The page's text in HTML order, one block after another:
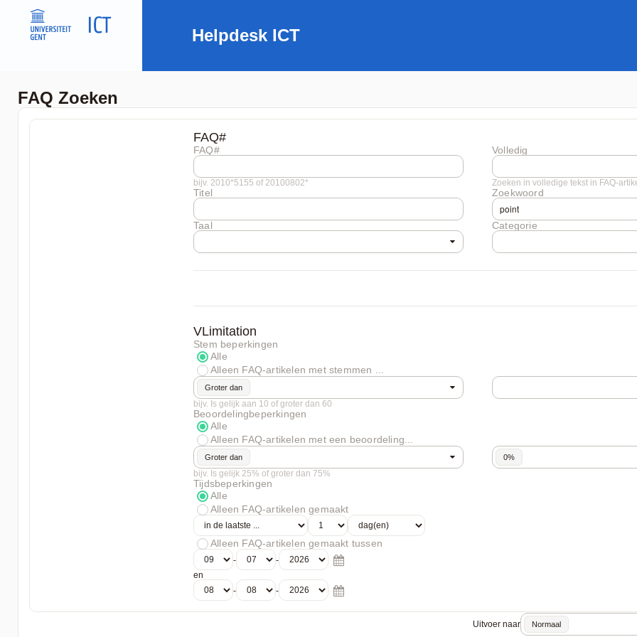
Helpdesk ICT
FAQ Zoeken
FAQ#
FAQ#
bijv. 2010*5155 of 20100802*
Volledig
Zoeken in volledige tekst in FAQ-
Titel Zoekwoord
Taal Categorie
VLimitation
Stem beperkingen
Alle
Alleen FAQ-artikelen met stemmen ...
Groter dan
bijv. Is gelijk aan 10 of groter dan 60
Beoordelingbeperkingen
Alle
Alleen FAQ-artikelen met een beoordeling...
Groter dan 0%
bijv. Is gelijk 25% of groter dan 75%
Tijdsbeperkingen
Alle
Alleen FAQ-artikelen gemaakt
Alleen FAQ-artikelen gemaakt tussen
-
-
en
-
-
Uitvoer naar Normaal